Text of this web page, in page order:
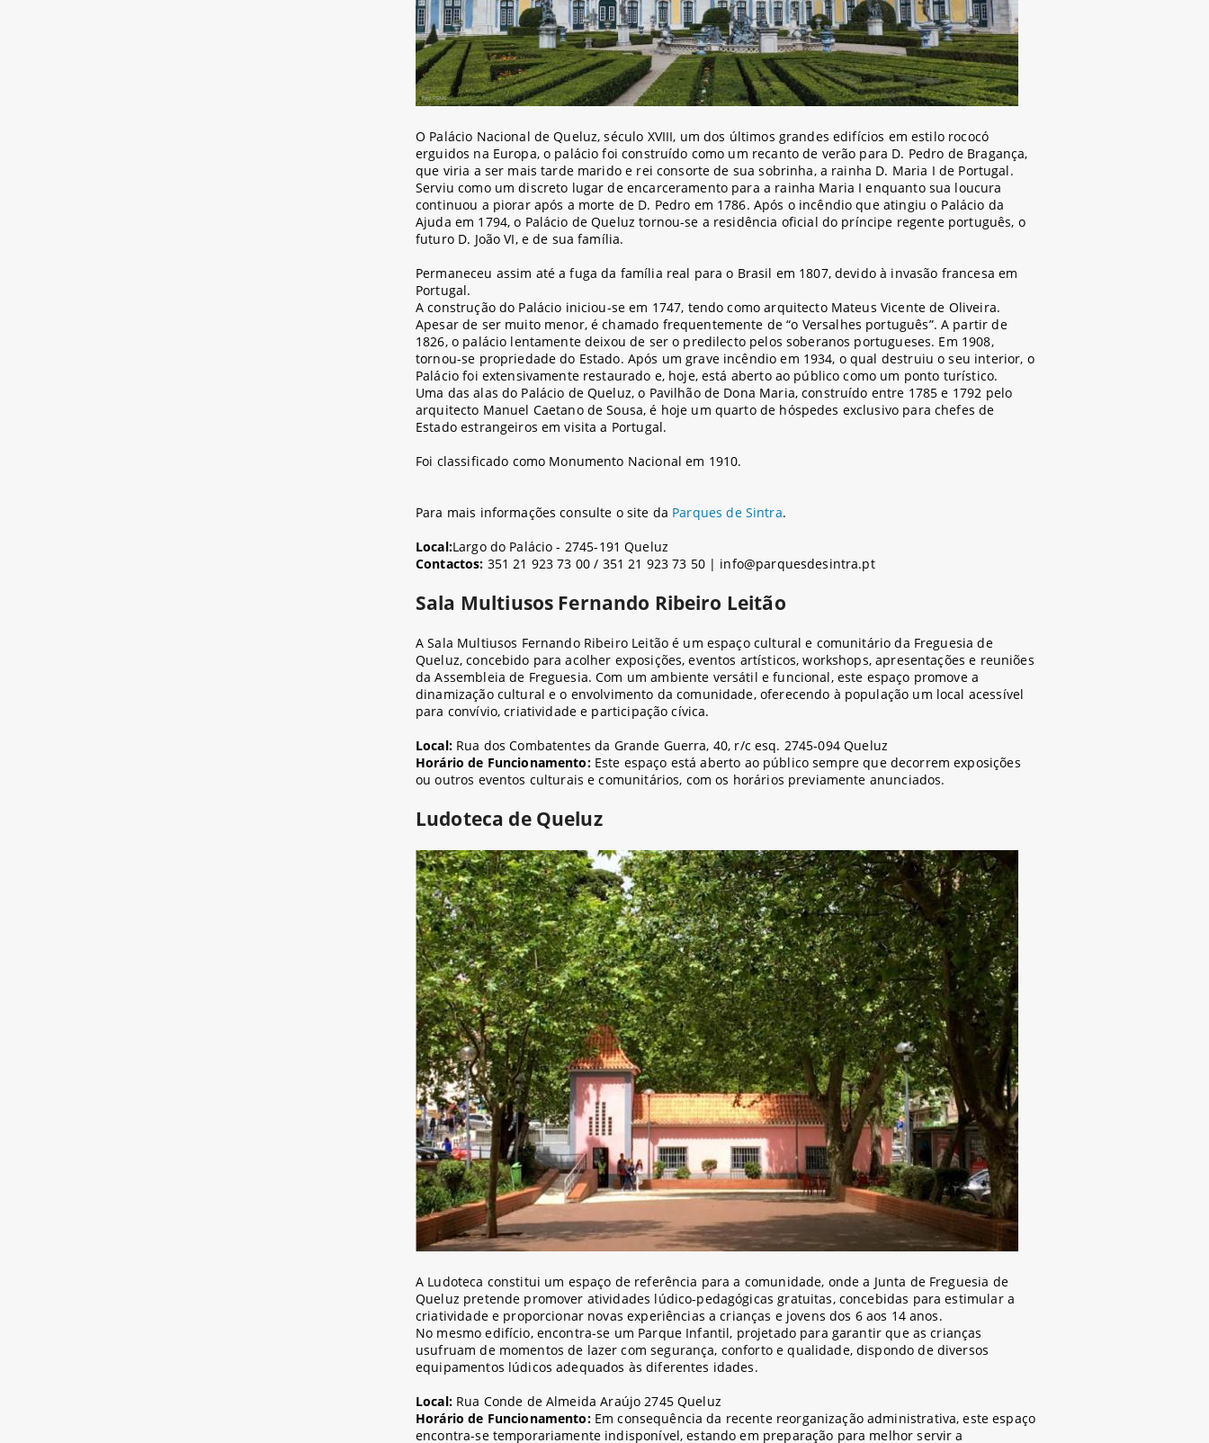
O Palácio Nacional de Queluz, século XVIII, um dos últimos grandes edifícios em estilo rococó
erguidos na Europa, o palácio foi construído como um recanto de verão para D. Pedro de Bragança,
que viria a ser mais tarde marido e rei consorte de sua sobrinha, a rainha D. Maria I de Portugal.
Serviu como um discreto lugar de encarceramento para a rainha Maria I enquanto sua loucura
continuou a piorar após a morte de D. Pedro em 1786. Após o incêndio que atingiu o Palácio da
Ajuda em 1794, o Palácio de Queluz tornou-se a residência oficial do príncipe regente português, o
futuro D. João VI, e de sua família.
Permaneceu assim até a fuga da família real para o Brasil em 1807, devido à invasão francesa em
Portugal.
A construção do Palácio iniciou-se em 1747, tendo como arquitecto Mateus Vicente de Oliveira.
Apesar de ser muito menor, é chamado frequentemente de “o Versalhes português”. A partir de
1826, o palácio lentamente deixou de ser o predilecto pelos soberanos portugueses. Em 1908,
tornou-se propriedade do Estado. Após um grave incêndio em 1934, o qual destruiu o seu interior, o
Palácio foi extensivamente restaurado e, hoje, está aberto ao público como um ponto turístico.
Uma das alas do Palácio de Queluz, o Pavilhão de Dona Maria, construído entre 1785 e 1792 pelo
arquitecto Manuel Caetano de Sousa, é hoje um quarto de hóspedes exclusivo para chefes de
Estado estrangeiros em visita a Portugal.
Foi classificado como Monumento Nacional em 1910.
Para mais informações consulte o site da Parques de Sintra.
Local:Largo do Palácio - 2745-191 Queluz
Contactos: 351 21 923 73 00 / 351 21 923 73 50 | info@parquesdesintra.pt
Sala Multiusos Fernando Ribeiro Leitão
A Sala Multiusos Fernando Ribeiro Leitão é um espaço cultural e comunitário da Freguesia de
Queluz, concebido para acolher exposições, eventos artísticos, workshops, apresentações e reuniões
da Assembleia de Freguesia. Com um ambiente versátil e funcional, este espaço promove a
dinamização cultural e o envolvimento da comunidade, oferecendo à população um local acessível
para convívio, criatividade e participação cívica.
Local:Rua dos Combatentes da Grande Guerra, 40, r/c esq. 2745-094 Queluz
Horário de Funcionamento: Este espaço está aberto ao público sempre que decorrem exposições
ou outros eventos culturais e comunitários, com os horários previamente anunciados.
Ludoteca de Queluz
A Ludoteca constitui um espaço de referência para a comunidade, onde a Junta de Freguesia de
Queluz pretende promover atividades lúdico-pedagógicas gratuitas, concebidas para estimular a
criatividade e proporcionar novas experiências a crianças e jovens dos 6 aos 14 anos.
No mesmo edifício, encontra-se um Parque Infantil, projetado para garantir que as crianças
usufruam de momentos de lazer com segurança, conforto e qualidade, dispondo de diversos
equipamentos lúdicos adequados às diferentes idades.
Local:Rua Conde de Almeida Araújo 2745 Queluz
Horário de Funcionamento:Em consequência da recente reorganização administrativa, este espaço
encontra-se temporariamente indisponível, estando em preparação para melhor servir a